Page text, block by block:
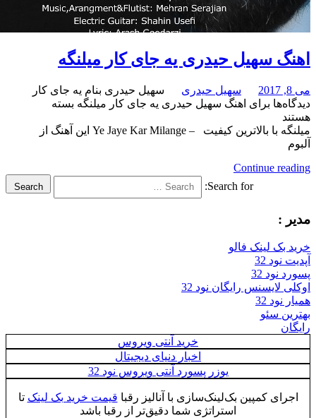
حیدری یه جای کار میلنگه
سهیل حیدری
برای اهنگ سهیل حیدری یه جای کار میلنگهبسته
سهیل حیدری بنام یه جای کار
میلنگه با بالاترین کیفیت – Ye Jaye Kar Milange این آهنگ از
Search for:
فالو
32
رایگان نود 32
خرید آنتی ویروس
اخبار دنیای دیجیتال
یوزر پسورد آنتی ویروس نود 32
کمپین بک‌لینک‌سازی با آنالیز رقباقیمت خرید بک لینکتا
استراتژی شما دقیق‌تر از رقبا باشد